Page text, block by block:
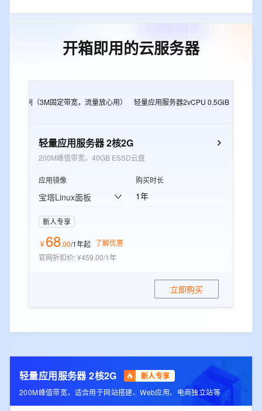
开箱即用的云服务器
e实例（3M固定带宽，流量放心用） 轻量应用服务器2vCPU 0.5GiB
轻量应用服务器 2核2G
200M峰值带宽，40GB ESSD云盘
应用镜像
宝塔Linux面板
购买时长
1年
新人专享
￥68.00/1年起 了解优惠
官网折扣价:¥459.00/1年
立即购买
轻量应用服务器 2核2G 新人专享
200M峰值带宽，适合用于网站搭建、Web应用、电商独立站等